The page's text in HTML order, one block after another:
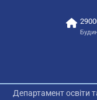
Департамент освіти